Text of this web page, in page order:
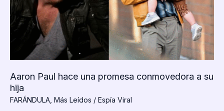
Aaron Paul hace una promesa conmovedora a su
hija
FARÁNDULA Más Leídos / Espía Viral